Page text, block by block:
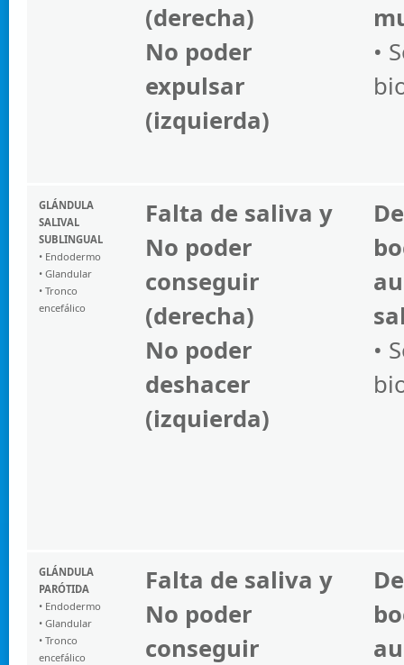
(derecha)
No poder
expulsar
(izquierda)
•
GLÁNDULA
SALIVAL
SUBLINGUAL
• Endodermo
• Glandular
• Tronco
encefálico
Falta de saliva y
No poder
conseguir
(derecha)
No poder
deshacer
(izquierda)
•
GLÁNDULA
PARÓTIDA
• Endodermo
• Glandular
• Tronco
encefálico
Falta de saliva y
No poder
conseguir